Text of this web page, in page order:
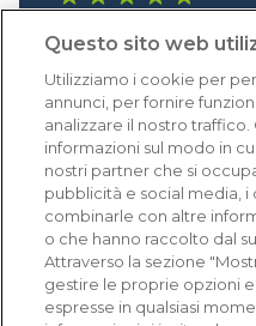
Eccellente (4,8)
Acquisti
Questo sito web
Utilizziamo i cookie per
annunci, per fornire
analizzare il nostro
informazioni sul modo in
nostri partner che si
pubblicità e social media,
combinarle con altre
o che hanno raccolto dal
Attraverso la sezione
gestire le proprie opzioni
espresse in qualsiasi